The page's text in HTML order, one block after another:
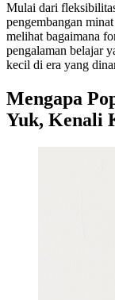
Mulai dari
pengembangan
melihat bagaimana
pengalaman belajar
kecil di era yang
Mengapa
Yuk, Kenali